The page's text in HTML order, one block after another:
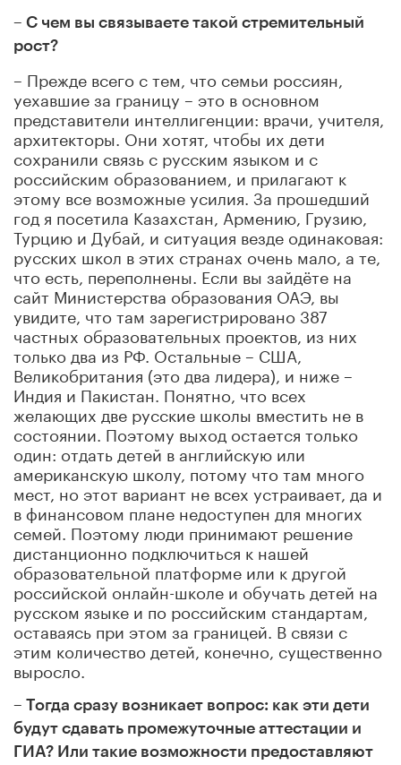
– С чем вы связываете такой стремительный
рост?
– Прежде всего с тем, что семьи россиян,
уехавшие за границу – это в основном
представители интеллигенции: врачи, учителя,
архитекторы. Они хотят, чтобы их дети
сохранили связь с русским языком и с
российским образованием, и прилагают к
этому все возможные усилия. За прошедший
год я посетила Казахстан, Армению, Грузию,
Турцию и Дубай, и ситуация везде одинаковая:
русских школ в этих странах очень мало, а те,
что есть, переполнены. Если вы зайдёте на
сайт Министерства образования ОАЭ, вы
увидите, что там зарегистрировано 387
частных образовательных проектов, из них
только два из РФ. Остальные – США,
Великобритания (это два лидера), и ниже –
Индия и Пакистан. Понятно, что всех
желающих две русские школы вместить не в
состоянии. Поэтому выход остается только
один: отдать детей в английскую или
американскую школу, потому что там много
мест, но этот вариант не всех устраивает, да и
в финансовом плане недоступен для многих
семей. Поэтому люди принимают решение
дистанционно подключиться к нашей
образовательной платформе или к другой
российской онлайн-школе и обучать детей на
русском языке и по российским стандартам,
оставаясь при этом за границей. В связи с
этим количество детей, конечно, существенно
выросло.
– Тогда сразу возникает вопрос: как эти дети
будут сдавать промежуточные аттестации и
ГИА? Или такие возможности предоставляют